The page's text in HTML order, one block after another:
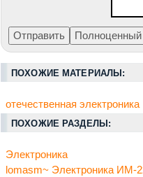
ПОХОЖИЕ МАТЕРИАЛЫ:
отечественная электроника
ПОХОЖИЕ РАЗДЕЛЫ:
Электроника
lomasm~ Электроника ИМ-